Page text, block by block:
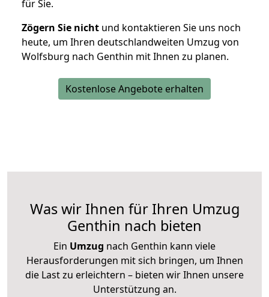
für Sie.
Zögern Sie nicht und kontaktieren Sie uns noch
heute, um Ihren deutschlandweiten Umzug von
Wolfsburg nach Genthin mit Ihnen zu planen.
Kostenlose Angebote erhalten
Was wir Ihnen für Ihren Umzug
Genthin nach bieten
Ein Umzug nach Genthin kann viele
Herausforderungen mit sich bringen, um Ihnen
die Last zu erleichtern – bieten wir Ihnen unsere
Unterstützung an.